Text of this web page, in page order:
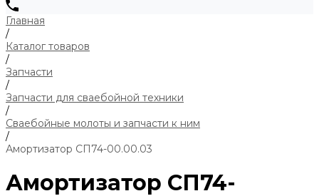
Главная
/
Каталог товаров
/
Запчасти
/
Запчасти для сваебойной техники
/
Сваебойные молоты и запчасти к ним
/
Амортизатор СП74-00.00.03
Амортизатор СП74-